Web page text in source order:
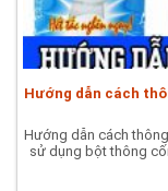
Hướng dẫn cách
Hướng dẫn cách
sử dụng bột thông